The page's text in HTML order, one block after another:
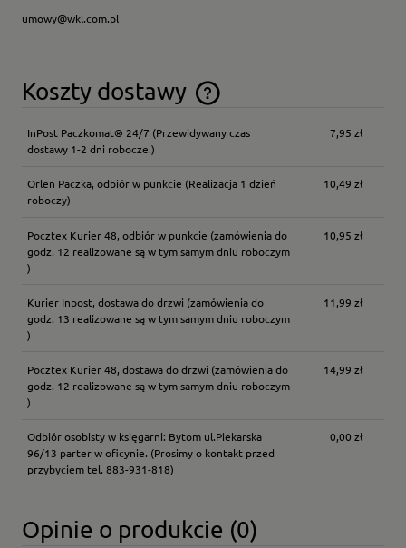
umowy@wkl.com.pl
Koszty dostawy
Cena nie zawiera ewentualnych kosztów płatności
InPost Paczkomat® 24/7 (Przewidywany czas
dostawy 1-2 dni robocze.)
7,95 zł
Orlen Paczka, odbiór w punkcie (Realizacja 1 dzień
roboczy)
10,49 zł
Pocztex Kurier 48, odbiór w punkcie (zamówienia do
godz. 12 realizowane są w tym samym dniu roboczym
)
10,95 zł
Kurier Inpost, dostawa do drzwi (zamówienia do
godz. 13 realizowane są w tym samym dniu roboczym
)
11,99 zł
Pocztex Kurier 48, dostawa do drzwi (zamówienia do
godz. 12 realizowane są w tym samym dniu roboczym
)
14,99 zł
Odbiór osobisty w księgarni: Bytom ul.Piekarska
96/13 parter w oficynie. (Prosimy o kontakt przed
przybyciem tel. 883-931-818)
0,00 zł
Opinie o produkcie (0)